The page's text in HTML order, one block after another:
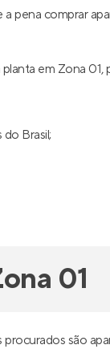
pena comprar
em Zona
Brasil;
01
são